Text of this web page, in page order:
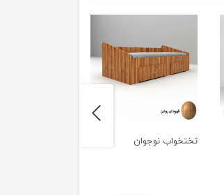
تختخواب نوجوان
next